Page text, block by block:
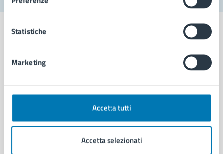
Statistiche
Marketing
Accetta tutti
Accetta selezionati
Comune di Napoli
AMMINISTRAZIONE
Organi di governo